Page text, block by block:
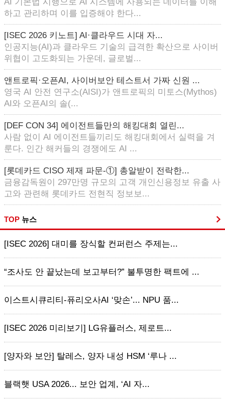
하고 관리하며 이를 입증해야 한다...
[ISEC 2026 키노트] AI·클라우드 시대 자...
인공지능(AI)과 클라우드 기술의 급격한 확산으로 사이버
위협이 고도화되는 가운데, 글로벌...
앤트로픽·오픈AI, 사이버보안 테스트서 가짜 신원 ...
영국 AI 안전 연구소(AISI)가 앤트로픽의 미토스(Mythos)
AI와 오픈AI의 솔(...
[DEF CON 34] 에이전트들만의 해킹대회 열린...
사람 없이 AI 에이전트들끼리도 해킹대회에서 실력을 겨
룬다. 인간 해커들의 경쟁에도 AI ...
[롯데카드 CISO 제재 파문-①] 총알받이 전락한...
금융감독원이 297만명 규모의 고객 개인신용정보 유출 사
고와 관련해 롯데카드 전현직 정보보...
TOP 뉴스
[ISEC 2026] 대미를 장식할 컨퍼런스 주제는...
“조사도 안 끝났는데 보고부터?” 불투명한 팩트에 ...
이스트시큐리티-퓨리오사AI ‘맞손’... NPU 품...
[ISEC 2026 미리보기] LG유플러스, 제로트...
[양자와 보안] 탈레스, 양자 내성 HSM ‘루나 ...
블랙햇 USA 2026... 보안 업계, ‘AI 자...